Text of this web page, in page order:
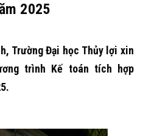
2025
Trường Đại học Thủy lợi xin
trình Kế toán tích hợp